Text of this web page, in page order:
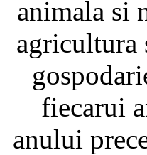
animala si
agricultura
fiecarui
anului